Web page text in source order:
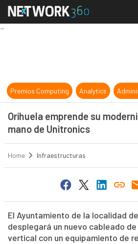
Orihuela
Premios Computing Analytics
Orihuela emprende su
mano de Unitronics
Home Infraestructuras
El Ayuntamiento de la localidad
desplegará un nuevo cableado
vertical con un equipamiento de